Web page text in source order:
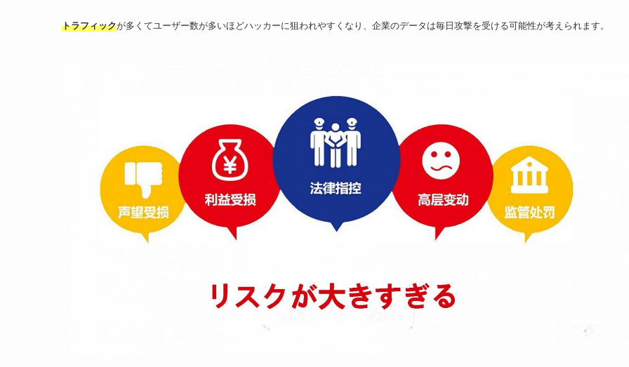
トラフィックが多くてユーザー数が多いほどハッカーに狙われやすくなり、企業のデータは毎日攻撃を受ける可能性が考えられます。